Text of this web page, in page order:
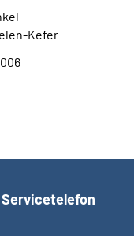
Kefer